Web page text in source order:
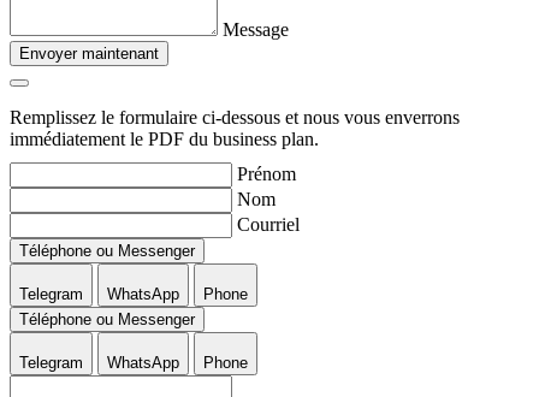
Message
Envoyer maintenant
Remplissez le formulaire ci-dessous et nous vous enverrons
immédiatement le PDF du business plan.
Prénom
Nom
Courriel
Téléphone ou Messenger
Telegram WhatsApp
Phone
Téléphone ou Messenger
Telegram WhatsApp Phone